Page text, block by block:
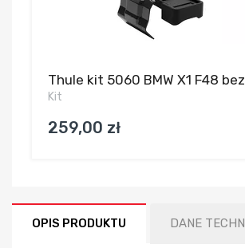
Thule kit 5060 BMW X1 F48
Kit
259,00 zł
OPIS PRODUKTU DANE